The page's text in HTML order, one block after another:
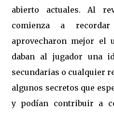
abierto actuales. Al
comienza a
aprovecharon mejor el
daban al jugador una
secundarias o cualquier
algunos secretos que
y podían contribuir a